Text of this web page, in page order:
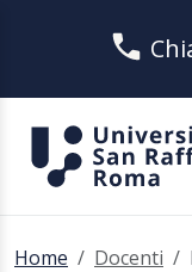
Home Docenti